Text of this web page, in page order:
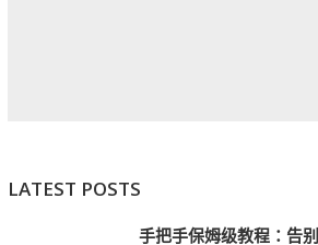
LATEST POSTS
手把手保姆级教程：告